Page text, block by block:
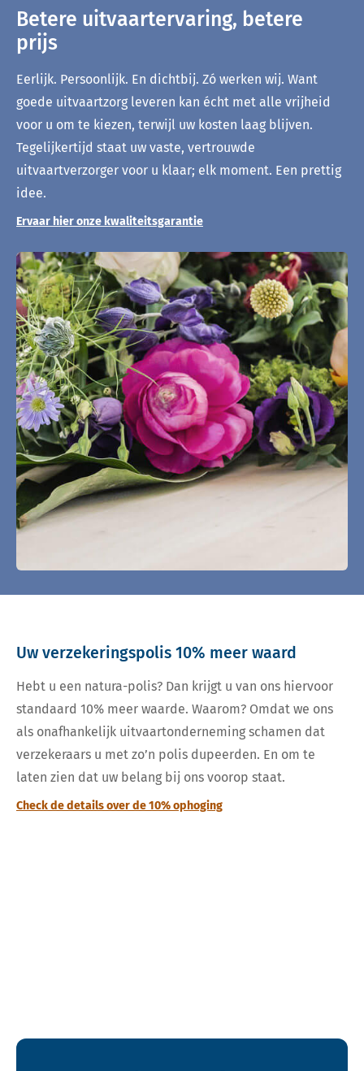
Betere uitvaartervaring, betere
prijs
Eerlijk. Persoonlijk. En dichtbij. Zó werken wij. Want
goede uitvaartzorg leveren kan écht met alle vrijheid
voor u om te kiezen, terwijl uw kosten laag blijven.
Tegelijkertijd staat uw vaste, vertrouwde
uitvaartverzorger voor u klaar; elk moment. Een prettig
idee.
Ervaar hier onze kwaliteitsgarantie
Uw verzekeringspolis 10% meer waard
Hebt u een natura-polis? Dan krijgt u van ons hiervoor
standaard 10% meer waarde. Waarom? Omdat we ons
als onafhankelijk uitvaartonderneming schamen dat
verzekeraars u met zo’n polis dupeerden. En om te
laten zien dat uw belang bij ons voorop staat.
Check de details over de 10% ophoging